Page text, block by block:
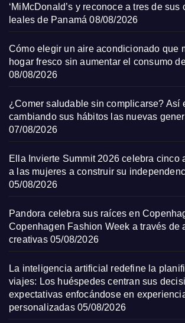
‘MiMcDonald’s y reconoce a tres de sus
leales de Panamá 08/08/2026
Cómo elegir un aire acondicionado que
hogar fresco sin aumentar el consumo
08/08/2026
¿Comer saludable sin complicarse? Así
cambiando sus hábitos las nuevas
07/08/2026
Ella Invierte Summit 2026 celebra cinco
a las mujeres a construir su
05/08/2026
Pandora celebra sus raíces en
Copenhagen Fashion Week a través de
creativas 05/08/2026
La inteligencia artificial redefine la
viajes: Los huéspedes centran sus
expectativas enfocándose en
personalizadas 05/08/2026